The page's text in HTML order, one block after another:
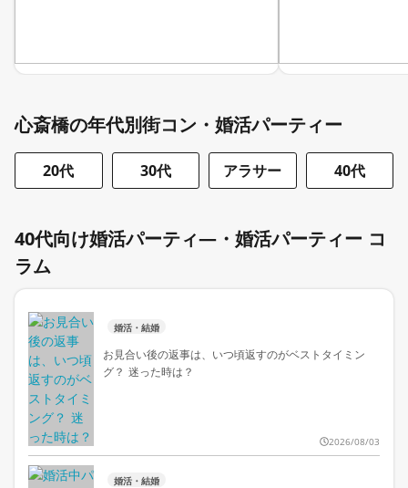
心斎橋の年代別街コン・婚活パーティー
20代 30代 アラサー 40代
40代向け婚活パーティ―・婚活パーティー コ
ラム
婚活・結婚
お見合い後の返事は、いつ頃返すのがベストタイミン
グ？ 迷った時は？
2026/08/03
婚活・結婚